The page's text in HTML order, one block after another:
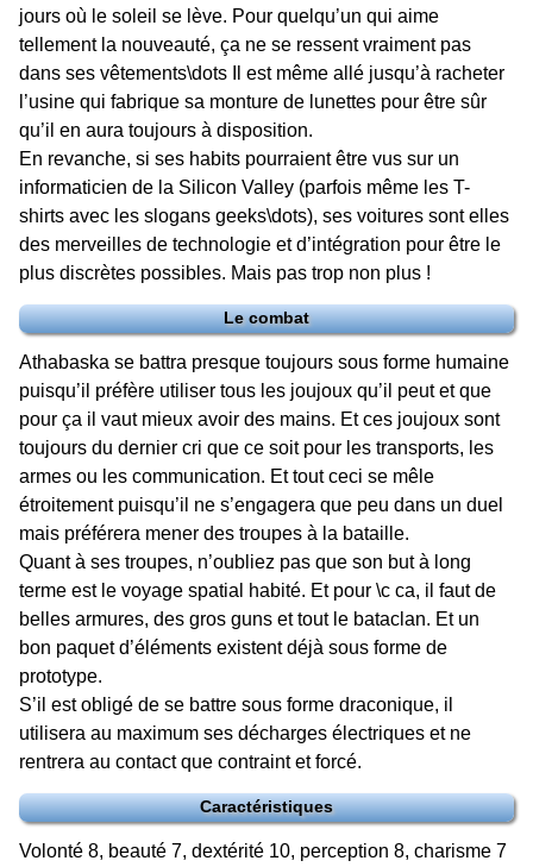
jours où le soleil se lève. Pour quelqu’un qui aime
tellement la nouveauté, ça ne se ressent vraiment pas
dans ses vêtements\dots Il est même allé jusqu’à racheter
l’usine qui fabrique sa monture de lunettes pour être sûr
qu’il en aura toujours à disposition.
En revanche, si ses habits pourraient être vus sur un
informaticien de la Silicon Valley (parfois même les T-
shirts avec les slogans geeks\dots), ses voitures sont elles
des merveilles de technologie et d’intégration pour être le
plus discrètes possibles. Mais pas trop non plus !
Le combat
Athabaska se battra presque toujours sous forme humaine
puisqu’il préfère utiliser tous les joujoux qu’il peut et que
pour ça il vaut mieux avoir des mains. Et ces joujoux sont
toujours du dernier cri que ce soit pour les transports, les
armes ou les communication. Et tout ceci se mêle
étroitement puisqu’il ne s’engagera que peu dans un duel
mais préférera mener des troupes à la bataille.
Quant à ses troupes, n’oubliez pas que son but à long
terme est le voyage spatial habité. Et pour \c ca, il faut de
belles armures, des gros guns et tout le bataclan. Et un
bon paquet d’éléments existent déjà sous forme de
prototype.
S’il est obligé de se battre sous forme draconique, il
utilisera au maximum ses décharges électriques et ne
rentrera au contact que contraint et forcé.
Caractéristiques
Volonté 8, beauté 7, dextérité 10, perception 8, charisme 7